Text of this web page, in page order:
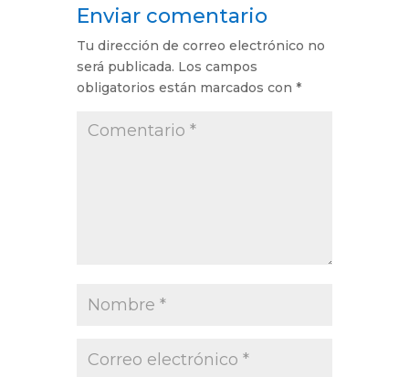
Enviar comentario
Tu dirección de correo electrónico no
será publicada. Los campos
obligatorios están marcados con *